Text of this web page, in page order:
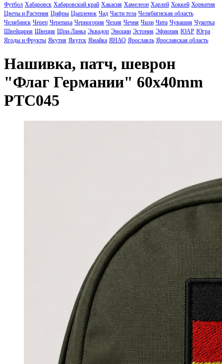
Футбол Хабаровск Хабаровский край Хакасия Хамелеон Харлей Хоккей Хорватия
Цветы и Растения Цифры Цыпленок Чад Части тела Челябигнская область
Челябинск Череп Черепаха Черногория Чехия Чечня Чили Чита Чувашия Чукотка
Швейцария Швеция Шри-Ланка Эквадор Эмоции Эстония Эфиопия ЮАР Югра
Ягоды и Фрукты Якутия Якутск Ямайка ЯНАО Ярославль Ярославская область
Нашивка, патч, шеврон
"Флаг Германии" 60x40mm
PTC045